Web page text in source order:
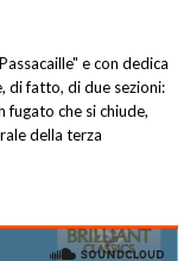
e con dedica
di fatto, di due sezioni:
fugato che si chiude,
della terza